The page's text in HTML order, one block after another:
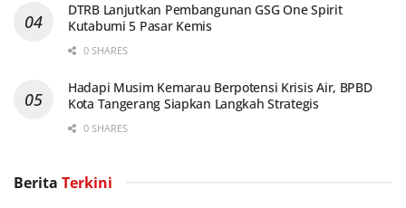
DTRB Lanjutkan Pembangunan GSG One Spirit
Kutabumi 5 Pasar Kemis
0 SHARES
Hadapi Musim Kemarau Berpotensi Krisis Air, BPBD
Kota Tangerang Siapkan Langkah Strategis
0 SHARES
Berita Terkini